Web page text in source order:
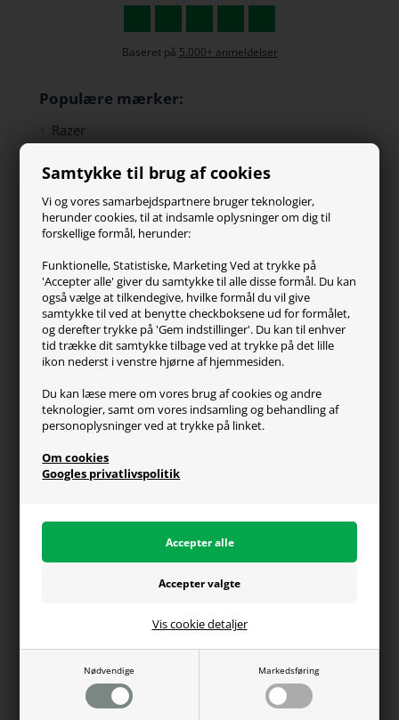
Samtykke til brug af cookies
Vi og vores samarbejdspartnere bruger teknologier,
herunder cookies, til at indsamle oplysninger om dig til
forskellige formål, herunder:
Funktionelle, Statistiske, Marketing Ved at trykke på
'Accepter alle' giver du samtykke til alle disse formål. Du kan
også vælge at tilkendegive, hvilke formål du vil give
samtykke til ved at benytte checkboksene ud for formålet,
og derefter trykke på 'Gem indstillinger'. Du kan til enhver
tid trække dit samtykke tilbage ved at trykke på det lille
ikon nederst i venstre hjørne af hjemmesiden.
Du kan læse mere om vores brug af cookies og andre
teknologier, samt om vores indsamling og behandling af
personoplysninger ved at trykke på linket.
Om cookies
Googles privatlivspolitik
Nødvendige Markedsføring
Vis cookie detaljer
Baseret på 5.000+ anmeldelser
Populære mærker:
Razer
SteelSeries
ZOWIE
Turtle Beach
Kundeservice
Kontakt os
FAQ
Handelsvilkår
Reklamation
Generel info
Om os
Fragt og levering
Du kan altid ringe til os på telefon 98374333